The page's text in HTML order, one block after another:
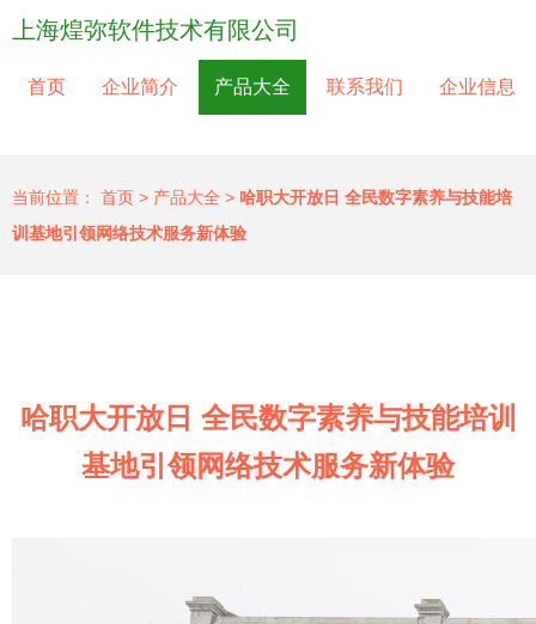
上海煌弥软件技术有限公司
首页 企业简介 产品大全 联系我们 企业信息
当前位置： 首页 > 产品大全 > 哈职大开放日 全民数字素养与技能培
训基地引领网络技术服务新体验
哈职大开放日 全民数字素养与技能培训
基地引领网络技术服务新体验